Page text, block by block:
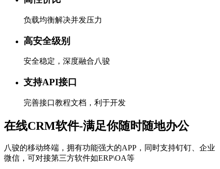
负载均衡解决并发压力
高安全级别
安全稳定，深度融合八骏
支持API接口
完善接口教程文档，利于开发
在线CRM软件-满足你随时随地办公
八骏的移动终端，拥有功能强大的APP，同时支持钉钉、企业
微信，可对接第三方软件如ERP\OA等